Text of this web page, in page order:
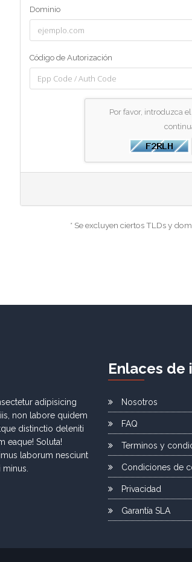
Dominio
Código de Autorización
Por favor, introduzca
* Se excluyen ciertos TLDs y
adipisicing
non labore quidem
distinctio deleniti
eaque! Soluta!
laborum nesciunt
Enlaces de i
Nosotros
FAQ
Terminos y
Condiciones de
Privacidad
Garantía SLA